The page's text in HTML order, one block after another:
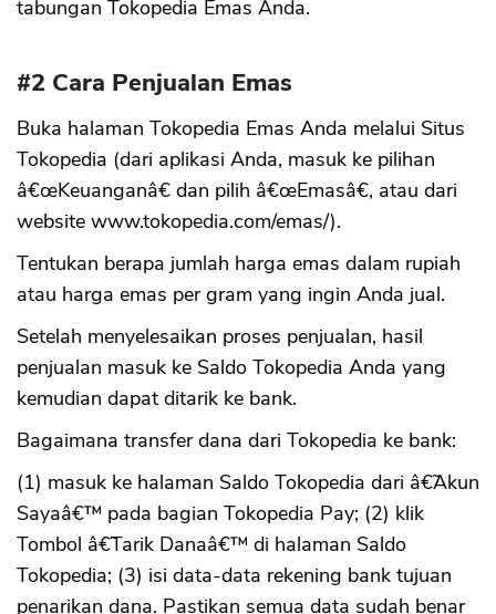
tabungan Tokopedia Emas Anda.
#2 Cara Penjualan Emas
Buka halaman Tokopedia Emas Anda melalui Situs
Tokopedia (dari aplikasi Anda, masuk ke pilihan
â€œKeuanganâ€ dan pilih â€œEmasâ€, atau dari
website www.tokopedia.com/emas/).
Tentukan berapa jumlah harga emas dalam rupiah
atau harga emas per gram yang ingin Anda jual.
Setelah menyelesaikan proses penjualan, hasil
penjualan masuk ke Saldo Tokopedia Anda yang
kemudian dapat ditarik ke bank.
Bagaimana transfer dana dari Tokopedia ke bank:
(1) masuk ke halaman Saldo Tokopedia dari â€˜Akun
Sayaâ€™ pada bagian Tokopedia Pay; (2) klik
Tombol â€˜Tarik Danaâ€™ di halaman Saldo
Tokopedia; (3) isi data-data rekening bank tujuan
penarikan dana. Pastikan semua data sudah benar